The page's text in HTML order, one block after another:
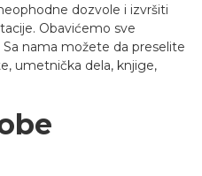
dozvole i izvršiti
Obavićemo sve
nama možete da preselite
umetnička dela, knjige,